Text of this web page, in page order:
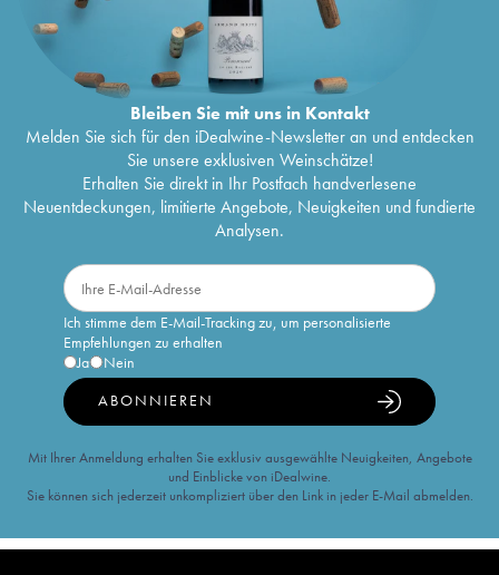
Bleiben Sie mit uns in Kontakt
Melden Sie sich für den iDealwine-Newsletter an und entdecken
Sie unsere exklusiven Weinschätze!
Erhalten Sie direkt in Ihr Postfach handverlesene
Neuentdeckungen, limitierte Angebote, Neuigkeiten und fundierte
Analysen.
Ich stimme dem E-Mail-Tracking zu, um personalisierte
Empfehlungen zu erhalten
Ja
Nein
ABONNIEREN
Mit Ihrer Anmeldung erhalten Sie exklusiv ausgewählte Neuigkeiten, Angebote
und Einblicke von iDealwine.
Sie können sich jederzeit unkompliziert über den Link in jeder E-Mail abmelden.